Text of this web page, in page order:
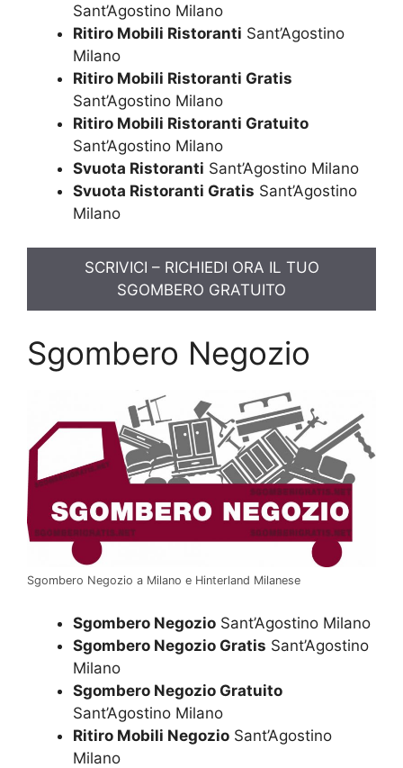
Sant’Agostino Milano
Ritiro Mobili Ristoranti Sant’Agostino
Milano
Ritiro Mobili Ristoranti Gratis
Sant’Agostino Milano
Ritiro Mobili Ristoranti Gratuito
Sant’Agostino Milano
Svuota Ristoranti Sant’Agostino Milano
Svuota Ristoranti Gratis Sant’Agostino
Milano
SCRIVICI – RICHIEDI ORA IL TUO
SGOMBERO GRATUITO
Sgombero Negozio
Sgombero Negozio a Milano e Hinterland Milanese
Sgombero Negozio Sant’Agostino Milano
Sgombero Negozio Gratis Sant’Agostino
Milano
Sgombero Negozio Gratuito
Sant’Agostino Milano
Ritiro Mobili Negozio Sant’Agostino
Milano